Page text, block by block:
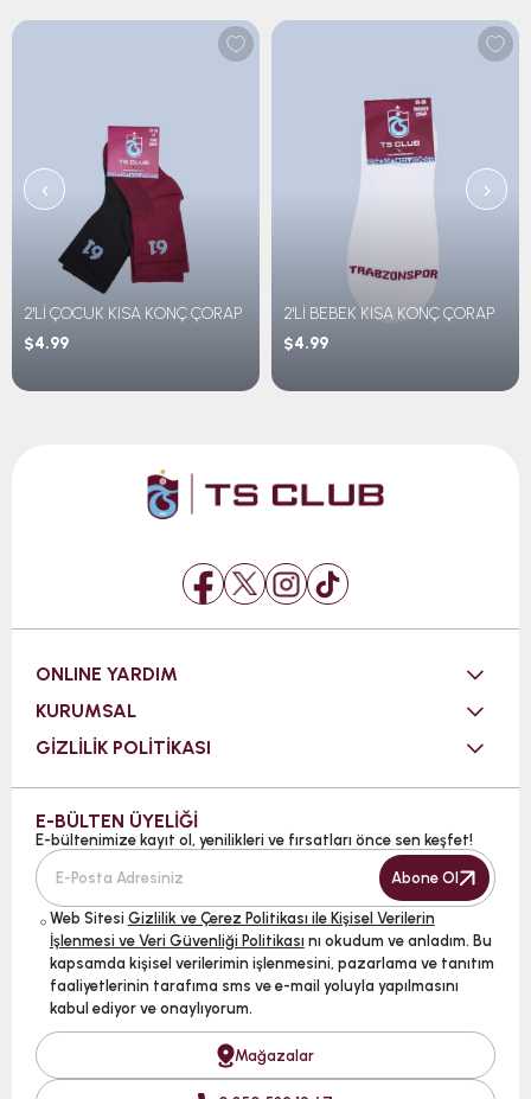
2'Lİ ÇOCUK KISA KONÇ ÇORAP
$4.99
2'Lİ BEBEK KISA KONÇ ÇORAP
$4.99
‹ ›
ONLINE YARDIM
KURUMSAL
GİZLİLİK POLİTİKASI
E-BÜLTEN ÜYELİĞİ
E-bültenimize kayıt ol, yenilikleri ve fırsatları önce sen keşfet!
Abone Ol
Web Sitesi Gizlilik ve Çerez Politikası ile Kişisel Verilerin
İşlenmesi ve Veri Güvenliği Politikası nı okudum ve anladım. Bu
kapsamda kişisel verilerimin işlenmesini, pazarlama ve tanıtım
faaliyetlerinin tarafıma sms ve e-mail yoluyla yapılmasını
kabul ediyor ve onaylıyorum.
Mağazalar